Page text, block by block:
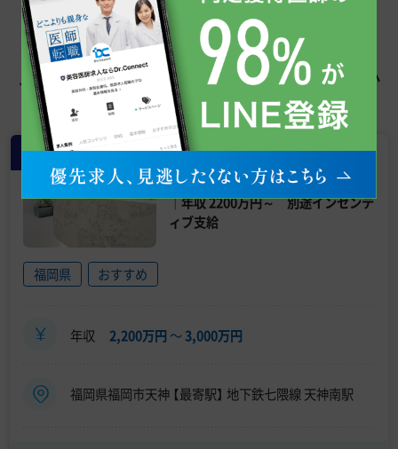
この求人を見た人はこちらも見てい
ます
常勤
【福岡｜美容外科｜常勤医師募集】全
身管理できる医師募集！｜脂肪に特化
｜年収 2200万円～ 別途インセンテ
ィブ支給
福岡県 おすすめ
年収 2,200万円 〜3,000万円
福岡県福岡市天神 【最寄駅】 地下鉄七隈線 天神南駅